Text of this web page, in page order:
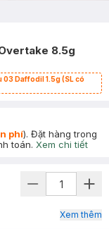
8.5g
03 Daffodil 1.5g (SL có
phí). Đặt hàng trong
toán. Xem chi tiết
Xem thêm